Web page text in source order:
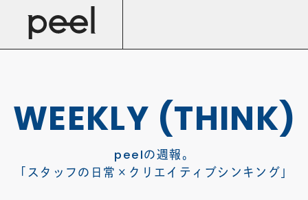
WEEKLY (THINK)
peel の週報。
スタッフの日常×クリエイティブシンキング 」